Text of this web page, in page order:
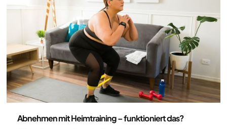
sanften Trainingsform, die den Körper kaum
beansprucht. Wer abnehmen oder seine Gesundheit
verbessern möchte, findet im Schwimmtraining
einen idealen Einstieg.
Abnehmen mit Heimtraining – funktioniert das?